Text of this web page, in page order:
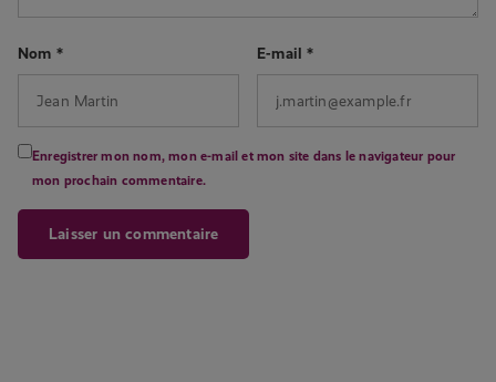
Nom * E-mail*
Enregistrer mon nom, mon e-mail et mon site dans le navigateur pour
mon prochain commentaire.